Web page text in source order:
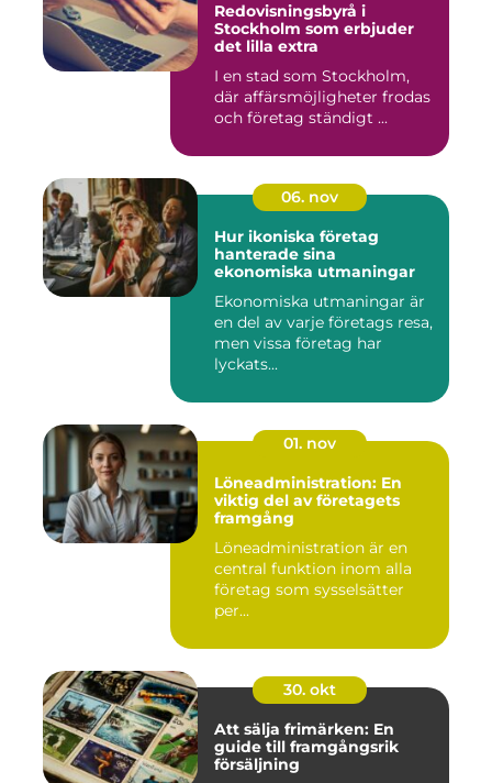
Redovisningsbyrå i
Stockholm som erbjuder
det lilla extra
I en stad som Stockholm,
där affärsmöjligheter frodas
och företag ständigt ...
06. nov
Hur ikoniska företag
hanterade sina
ekonomiska utmaningar
Ekonomiska utmaningar är
en del av varje företags resa,
men vissa företag har
lyckats...
01. nov
Löneadministration: En
viktig del av företagets
framgång
Löneadministration är en
central funktion inom alla
företag som sysselsätter
per...
30. okt
Att sälja frimärken: En
guide till framgångsrik
försäljning